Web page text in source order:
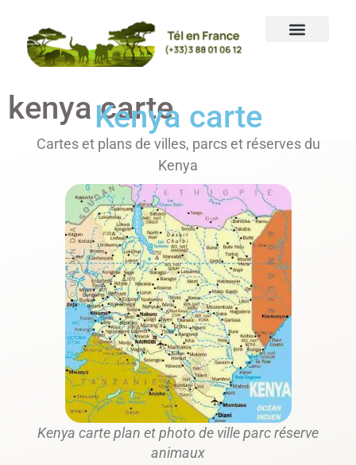
kenya carte
Kenya carte plan et photo de ville parc réserve
animaux
Kenya carte
Cartes et plans de villes, parcs et réserves du
Kenya